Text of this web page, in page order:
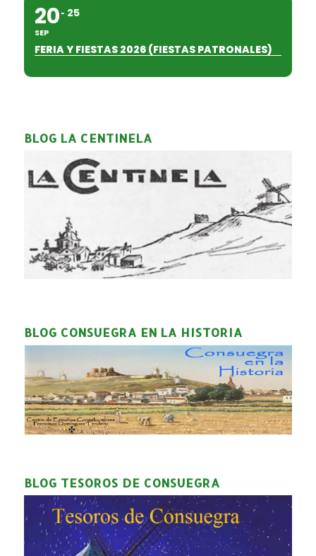
20
SEP
25
FERIA Y FIESTAS 2026 (FIESTAS PATRONALES)
BLOG LA CENTINELA
BLOG CONSUEGRA EN LA HISTORIA
BLOG TESOROS DE CONSUEGRA